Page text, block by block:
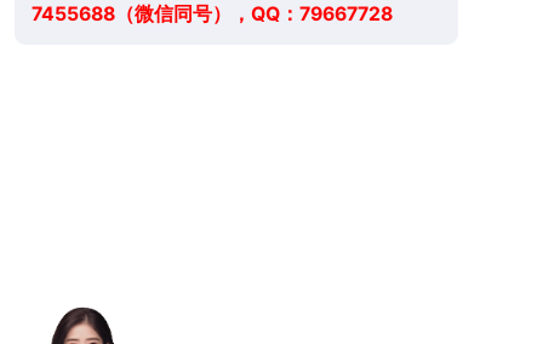
7455688（微信同号），QQ：79667728